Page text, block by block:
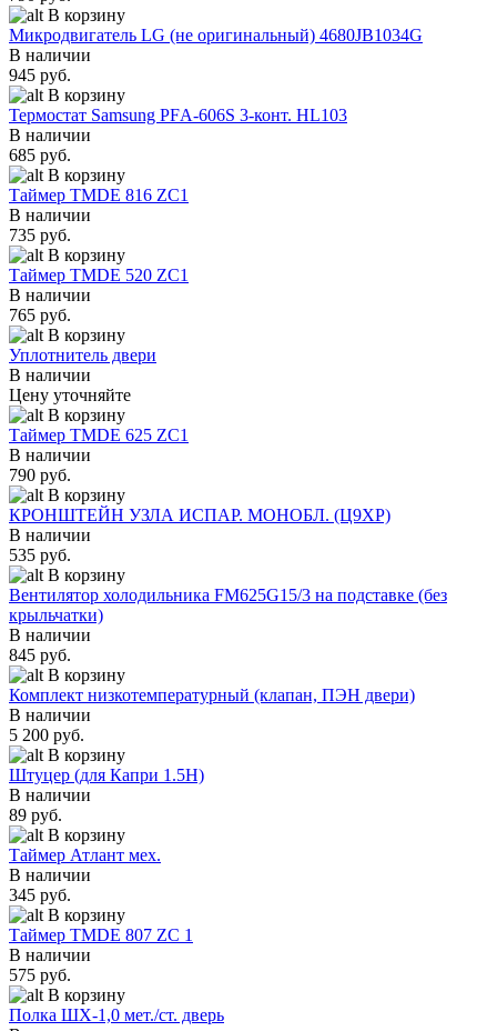
В корзину
Микродвигатель LG (не оригинальный) 4680JB1034G
В наличии
945 руб.
В корзину
Термостат Samsung PFА-606S 3-конт. HL103
В наличии
685 руб.
В корзину
Таймер TMDE 816 ZC1
В наличии
735 руб.
В корзину
Таймер TMDE 520 ZC1
В наличии
765 руб.
В корзину
Уплотнитель двери
В наличии
Цену уточняйте
В корзину
Таймер TMDE 625 ZC1
В наличии
790 руб.
В корзину
КРОНШТЕЙН УЗЛА ИСПАР. МОНОБЛ. (Ц9ХР)
В наличии
535 руб.
В корзину
Вентилятор холодильника FM625G15/3 на подставке (без
крыльчатки)
В наличии
845 руб.
В корзину
Комплект низкотемпературный (клапан, ПЭН двери)
В наличии
5 200 руб.
В корзину
Штуцер (для Капри 1.5Н)
В наличии
89 руб.
В корзину
Таймер Атлант мех.
В наличии
345 руб.
В корзину
Таймер TMDE 807 ZC 1
В наличии
575 руб.
В корзину
Полка ШХ-1,0 мет./ст. дверь